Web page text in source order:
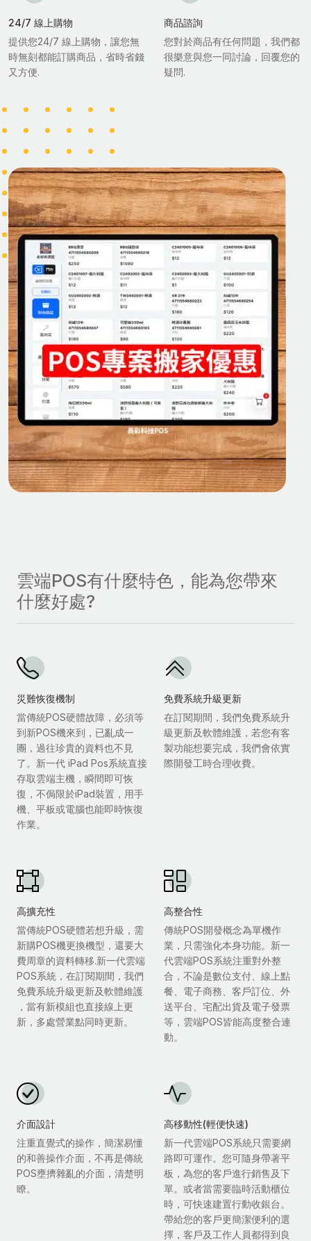
24/7 線上購物
提供您24/7 線上購物，讓您無
時無刻都能訂購商品，省時省錢
又方便.
商品諮詢
您對於商品有任何問題，我們都
很樂意與您一同討論，回覆您的
疑問.
雲端POS有什麼特色，能為您帶來
什麼好處?
災難恢復機制
當傳統POS硬體故障，必須等
到新POS機來到，已亂成一
團，過往珍貴的資料也不見
了。新一代 iPad Pos系統直接
存取雲端主機，瞬間即可恢
復，不侷限於iPad裝置，用手
機、平板或電腦也能即時恢復
作業。
免費系統升級更新
在訂閱期間，我們免費系統升
級更新及軟體維護，若您有客
製功能想要完成，我們會依實
際開發工時合理收費。
高擴充性
當傳統POS硬體若想升級，需
新購POS機更換機型，還要大
費周章的資料轉移.新一代雲端
POS系統，在訂閱期間，我們
免費系統升級更新及軟體維護
，當有新模組也直接線上更
新，多處營業點同時更新。
高整合性
傳統POS開發概念為單機作
業，只需強化本身功能。新一
代雲端POS系統注重對外整
合，不論是數位支付、線上點
餐、電子商務、客戶訂位、外
送平台、宅配出貨及電子發票
等，雲端POS皆能高度整合連
動。
介面設計
注重直覺式的操作，簡潔易懂
的和善操作介面，不再是傳統
POS壅擠雜亂的介面，清楚明
瞭。
高移動性(輕便快速)
新一代雲端POS系統只需要網
路即可運作。您可隨身帶著平
板，為您的客戶進行銷售及下
單。或者當需要臨時活動櫃位
時，可快速建置行動收銀台。
帶給您的客戶更簡潔便利的選
擇，客戶及工作人員都得到良